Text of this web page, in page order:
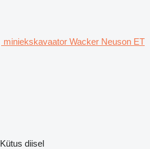
miniekskavaator Wacker Neuson ET
Kütus diisel